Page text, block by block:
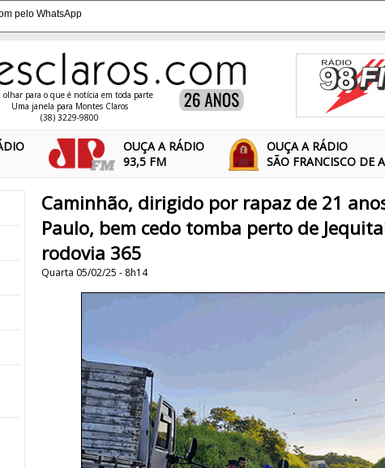
pelo WhatsApp
olhar para o que é notícia em toda parte
Uma janela para Montes Claros
(38) 3229-9800
OUÇA A RÁDIO
93,5 FM
OUÇA A RÁDIO
SÃO FRANCISCO DE
Caminhão, dirigido por rapaz de 21
Paulo, bem cedo tomba perto de
rodovia 365
Quarta 05/02/25 - 8h14